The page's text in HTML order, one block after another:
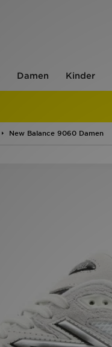
Damen Kinder
New Balance 9060 Damen